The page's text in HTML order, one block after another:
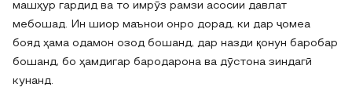
машҳур гардид ва то имрӯз рамзи асосии давлат
мебошад. Ин шиор маънои онро дорад, ки дар ҷомеа
бояд ҳама одамон озод бошанд, дар назди қонун баробар
бошанд, бо ҳамдигар бародарона ва дӯстона зиндагӣ
кунанд.